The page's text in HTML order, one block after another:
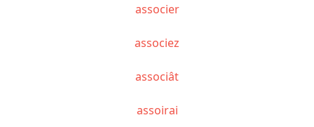
associer
associez
associât
assoirai